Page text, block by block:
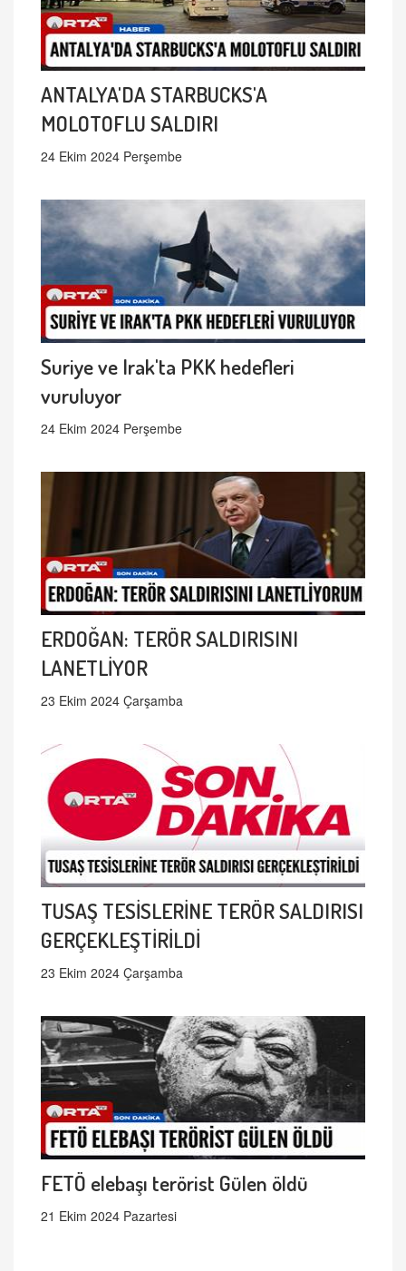
ANTALYA'DA STARBUCKS'A
MOLOTOFLU SALDIRI
24 Ekim 2024 Perşembe
Suriye ve Irak'ta PKK hedefleri
vuruluyor
24 Ekim 2024 Perşembe
ERDOĞAN: TERÖR SALDIRISINI
LANETLİYOR
23 Ekim 2024 Çarşamba
TUSAŞ TESİSLERİNE TERÖR SALDIRISI
GERÇEKLEŞTİRİLDİ
23 Ekim 2024 Çarşamba
FETÖ elebaşı terörist Gülen öldü
21 Ekim 2024 Pazartesi